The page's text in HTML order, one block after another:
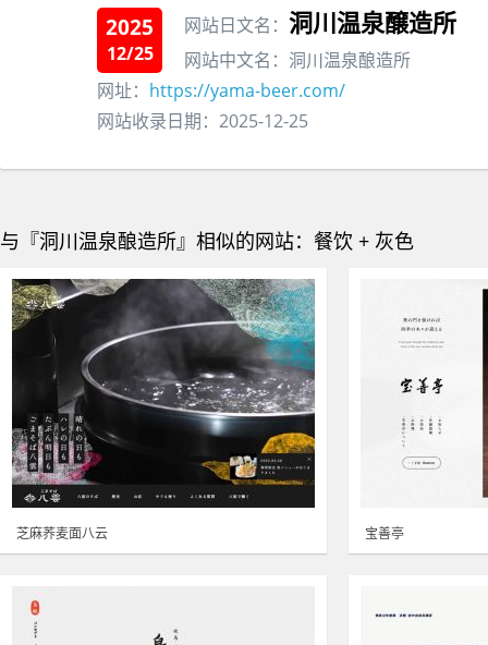
2025
12/25
网站日文名：洞川温泉醸造所
网站中文名：洞川温泉酿造所
网址： https://yama-beer.com/
网站收录日期：2025-12-25
与『洞川温泉酿造所』相似的网站：餐饮 + 灰色
芝麻荞麦面八云 宝善亭